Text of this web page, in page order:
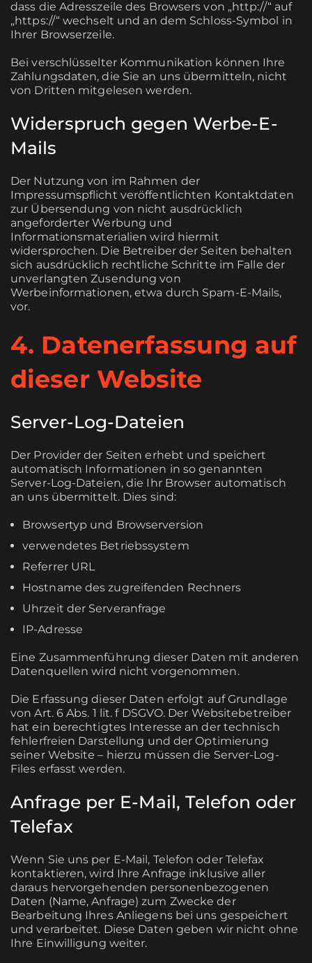
dass die Adresszeile des Browsers von „http://“ auf
„https://“ wechselt und an dem Schloss-Symbol in
Ihrer Browserzeile.
Bei verschlüsselter Kommunikation können Ihre
Zahlungsdaten, die Sie an uns übermitteln, nicht
von Dritten mitgelesen werden.
Widerspruch gegen Werbe-E-
Mails
Der Nutzung von im Rahmen der
Impressumspflicht veröffentlichten Kontaktdaten
zur Übersendung von nicht ausdrücklich
angeforderter Werbung und
Informationsmaterialien wird hiermit
widersprochen. Die Betreiber der Seiten behalten
sich ausdrücklich rechtliche Schritte im Falle der
unverlangten Zusendung von
Werbeinformationen, etwa durch Spam-E-Mails,
vor.
4. Datenerfassung auf
dieser Website
Server-Log-Dateien
Der Provider der Seiten erhebt und speichert
automatisch Informationen in so genannten
Server-Log-Dateien, die Ihr Browser automatisch
an uns übermittelt. Dies sind:
Browsertyp und Browserversion
verwendetes Betriebssystem
Referrer URL
Hostname des zugreifenden Rechners
Uhrzeit der Serveranfrage
IP-Adresse
Eine Zusammenführung dieser Daten mit anderen
Datenquellen wird nicht vorgenommen.
Die Erfassung dieser Daten erfolgt auf Grundlage
von Art. 6 Abs. 1 lit. f DSGVO. Der Websitebetreiber
hat ein berechtigtes Interesse an der technisch
fehlerfreien Darstellung und der Optimierung
seiner Website – hierzu müssen die Server-Log-
Files erfasst werden.
Anfrage per E-Mail, Telefon oder
Telefax
Wenn Sie uns per E-Mail, Telefon oder Telefax
kontaktieren, wird Ihre Anfrage inklusive aller
daraus hervorgehenden personenbezogenen
Daten (Name, Anfrage) zum Zwecke der
Bearbeitung Ihres Anliegens bei uns gespeichert
und verarbeitet. Diese Daten geben wir nicht ohne
Ihre Einwilligung weiter.